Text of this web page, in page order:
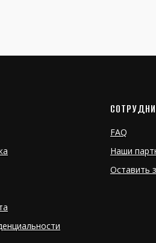
FAQ
Наши
Оставить